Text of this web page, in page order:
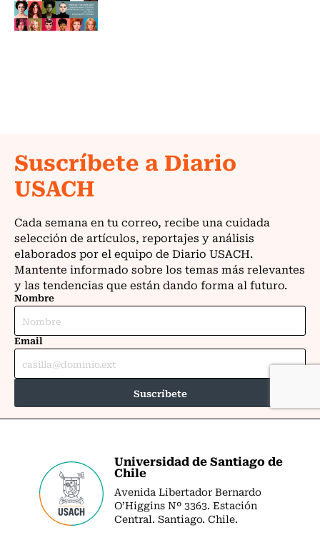
Universidad de Santiago de
Chile
Avenida Libertador Bernardo
O’Higgins Nº 3363. Estación
Central. Santiago. Chile.